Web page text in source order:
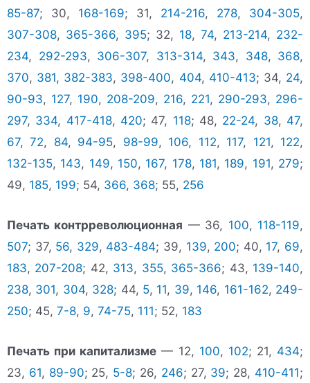
85-87; 30, 168-169; 31, 214-216, 278, 304-305,
307-308, 365-366, 395; 32, 18, 74, 213-214, 232-
234, 292-293, 306-307, 313-314, 343, 348, 368,
370, 381, 382-383, 398-400, 404, 410-413; 34, 24,
90-93, 127, 190, 208-209, 216, 221, 290-293, 296-
297, 334, 417-418, 420; 47, 118; 48, 22-24, 38, 47,
67,72, 84, 94-95, 98-99, 106, 112, 117, 121, 122,
132-135, 143, 149, 150, 167, 178, 181, 189, 191, 279;
49, 185, 199; 54, 366, 368; 55, 256
Печать контрреволюционная — 36, 100, 118-119,
507; 37, 56, 329, 483-484; 39, 139, 200; 40, 17, 69,
183, 207-208; 42, 313, 355, 365-366; 43, 139-140,
238, 301, 304, 328; 44, 5, 11, 39, 146, 161-162, 249-
250; 45, 7-8, 9, 74-75, 111; 52, 183
Печать при капитализме — 12, 100, 102; 21, 434;
23, 61, 89-90; 25, 5-8; 26, 246; 27, 39; 28, 410-411;